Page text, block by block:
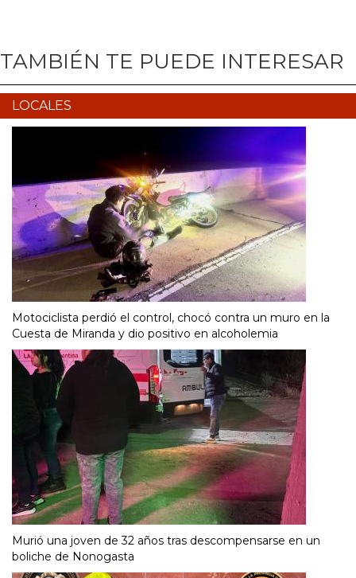
TAMBIÉN TE PUEDE INTERESAR
LOCALES
Motociclista perdió el control, chocó contra un muro en la
Cuesta de Miranda y dio positivo en alcoholemia
Murió una joven de 32 años tras descompensarse en un
boliche de Nonogasta